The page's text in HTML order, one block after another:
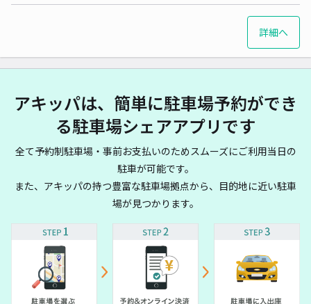
詳細へ
アキッパは、簡単に駐車場予約ができ
る駐車場シェアアプリです
全て予約制駐車場・事前お支払いのためスムーズにご利用当日の
駐車が可能です。
また、アキッパの持つ豊富な駐車場拠点から、目的地に近い駐車
場が見つかります。